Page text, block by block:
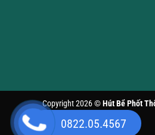
Copyright 2026 ©Hút Bể Phốt
0822.05.4567